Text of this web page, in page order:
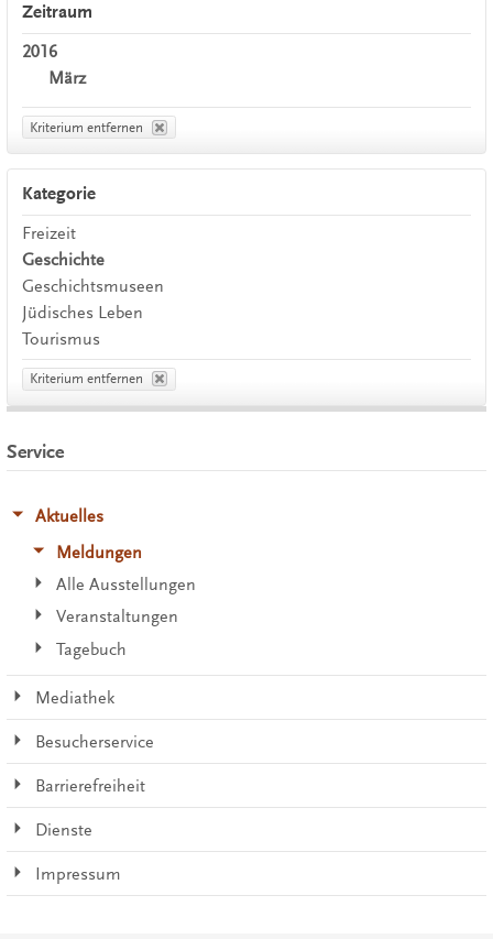
Zeitraum
2016
März
Kriterium entfernen
Kategorie
Freizeit
Geschichte
Geschichtsmuseen
Jüdisches Leben
Tourismus
Kriterium entfernen
Service
Aktuelles
Meldungen
Alle Ausstellungen
Veranstaltungen
Tagebuch
Mediathek
Besucherservice
Barrierefreiheit
Dienste
Impressum